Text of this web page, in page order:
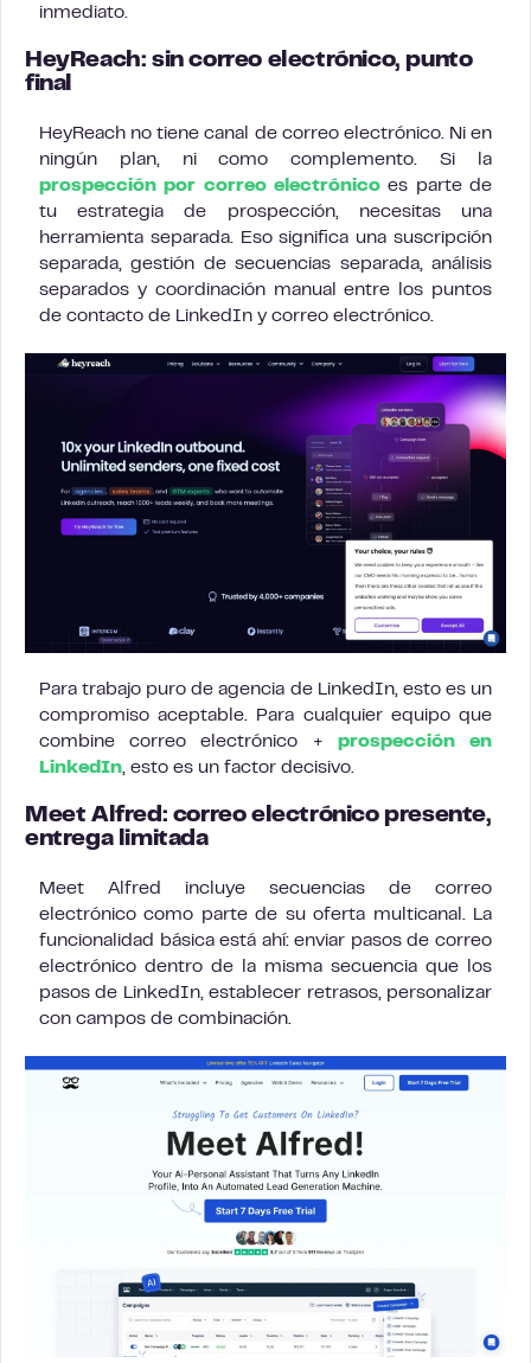
inmediato.
HeyReach: sin correo electrónico, punto
final
HeyReach no tiene canal de correo electrónico. Ni en
ningún plan, ni como complemento. Si la
prospección por correo electrónico es parte de
tu estrategia de prospección, necesitas una
herramienta separada. Eso significa una suscripción
separada, gestión de secuencias separada, análisis
separados y coordinación manual entre los puntos
de contacto de LinkedIn y correo electrónico.
Para trabajo puro de agencia de LinkedIn, esto es un
compromiso aceptable. Para cualquier equipo que
combine correo electrónico + prospección en
LinkedIn, esto es un factor decisivo.
Meet Alfred: correo electrónico presente,
entrega limitada
Meet Alfred incluye secuencias de correo
electrónico como parte de su oferta multicanal. La
funcionalidad básica está ahí: enviar pasos de correo
electrónico dentro de la misma secuencia que los
pasos de LinkedIn, establecer retrasos, personalizar
con campos de combinación.